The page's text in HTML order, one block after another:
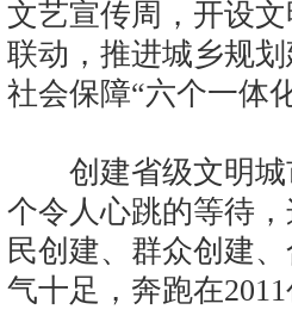
文艺宣传周，开设
联动，推进城乡规
社会保障“六个一体
创建省级文明城
个令人心跳的等待
民创建、群众创建
气十足，奔跑在2011